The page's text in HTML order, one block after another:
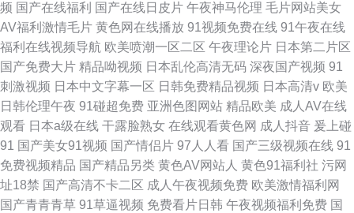
频 国产在线福利 国产在线日皮片 午夜神马伦理 毛片网站美女
AV福利激情毛片 黄色网在线播放 91视频免费在线 91午夜在线
福利在线视频导航 欧美喷潮一区二区 午夜理论片 日本第二片区
国产免费大片 精品呦视频 日本乱伦高清无码 深夜国产视频 91
刺激视频 日本中文字幕一区 日韩免费精品视频 日本高清v 欧美
日韩伦理午夜 91碰超免费 亚洲色图网站 精品欧美 成人AV在线
观看 日本a级在线 干露脸熟女 在线观看黄色网 成人抖音 爰上碰
91 国产美女91视频 国产情侣片 97人人看 国产三级视频在线 91
免费视频精品 国产精品另类 黄色AV网站人 黄色91福利社 污网
址18禁 国产高清不卡二区 成人午夜视频免费 欧美激情福利网
国产青青青草 91草逼视频 免费看片日韩 午夜视频福利免费 国